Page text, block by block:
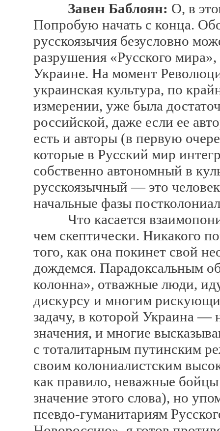
Завен Баблоян: О, в
Попробую начать с конца.
русскоязычия безусловно
разрушения «Русского
Украине. На момент
украинская культура, по
измерении, уже была
российской, даже если ее
есть и авторы (в первую
которые в Русский мир
собственно автономный в
русскоязычный — это
начальные фазы
Что касается
чем скептически. Никакого
того, как она покинет свой
дождемся. Парадоксальным
колонна», отважные люди,
дискурсу и многим
задачу, в которой Украина —
значения, и многие
с тоталитарным путинским
своим колониалистским
как правило, неважные
значение этого слова), но
псевдо-гуманитариям